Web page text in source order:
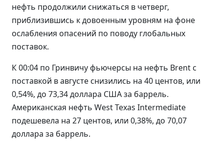
нефть продолжили снижаться в четверг,
приблизившись к довоенным уровням на фоне
ослабления опасений по поводу глобальных
поставок.
К 00:04 по Гринвичу фьючерсы на нефть Brent с
поставкой в августе снизились на 40 центов, или
0,54%, до 73,34 доллара США за баррель.
Американская нефть West Texas Intermediate
подешевела на 27 центов, или 0,38%, до 70,07
доллара за баррель.